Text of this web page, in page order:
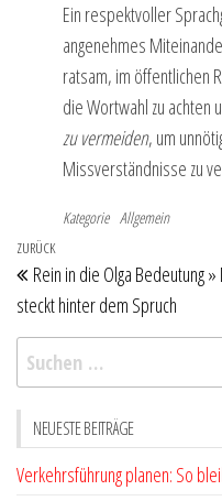
Ein respektvoller
angenehmes
ratsam, im öffentlichen
die Wortwahl zu achten
zu vermeiden, um
Missverständnisse zu
Kategorie Allgemein
Vorheriger
Beitrag
ZURÜCK
Rein in die Olga Bedeutung »
steckt hinter dem Spruch
Suchen
nach:
NEUESTE BEITRÄGE
Verkehrsführung planen: So